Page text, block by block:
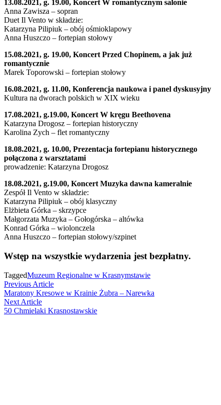
13.08.2021, g. 19.00, Koncert W romantycznym salonie
Anna Zawisza – sopran
Duet Il Vento w składzie:
Katarzyna Pilipiuk – obój ośmioklapowy
Anna Huszczo – fortepian stołowy
15.08.2021, g. 19.00, Koncert Przed Chopinem, a jak już
romantycznie
Marek Toporowski – fortepian stołowy
16.08.2021, g. 11.00, Konferencja naukowa i panel dyskusyjny
Kultura na dworach polskich w XIX wieku
17.08.2021, g.19.00, Koncert W kręgu Beethovena
Katarzyna Drogosz – fortepian historyczny
Karolina Zych – flet romantyczny
18.08.2021, g. 10.00, Prezentacja fortepianu historycznego
połączona z warsztatami
prowadzenie: Katarzyna Drogosz
18.08.2021, g.19.00, Koncert Muzyka dawna kameralnie
Zespół Il Vento w składzie:
Katarzyna Pilipiuk – obój klasyczny
Elżbieta Górka – skrzypce
Małgorzata Muzyka – Gołogórska – altówka
Konrad Górka – wiolonczela
Anna Huszczo – fortepian stołowy/szpinet
Wstęp na wszystkie wydarzenia jest bezpłatny.
TaggedMuzeum Regionalne w Krasnymstawie
Nawigacja
wpisu
Previous ArticlePrevious
article:
Maratony Kresowe w Krainie Żubra – Narewka
Next ArticleNext
article:
50 Chmielaki Krasnostawskie